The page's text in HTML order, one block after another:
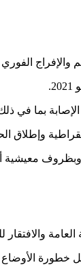
وبظروف
والافتقار
الأوضاع